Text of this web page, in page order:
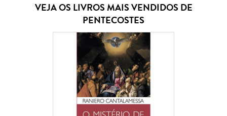
VEJA OS LIVROS MAIS VENDIDOS DE
PENTECOSTES